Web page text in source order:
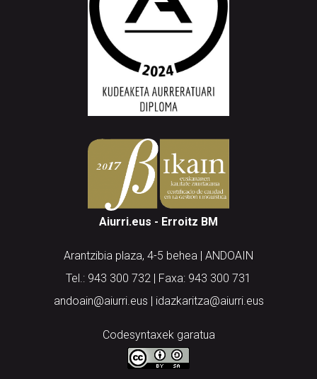
Aiurri.eus - Erroitz BM
Arantzibia plaza, 4-5 behea | ANDOAIN
Tel.: 943 300 732 | Faxa: 943 300 731
andoain@aiurri.eus | idazkaritza@aiurri.eus
Codesyntaxek garatua